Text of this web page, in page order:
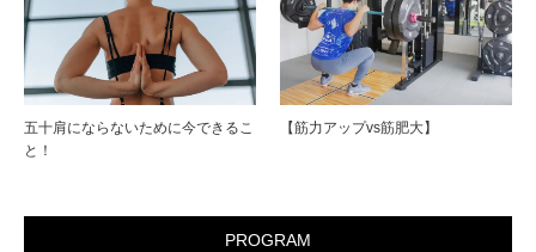
五十肩にならないために今できるこ
と！
【筋力アップvs筋肥大】
PROGRAM